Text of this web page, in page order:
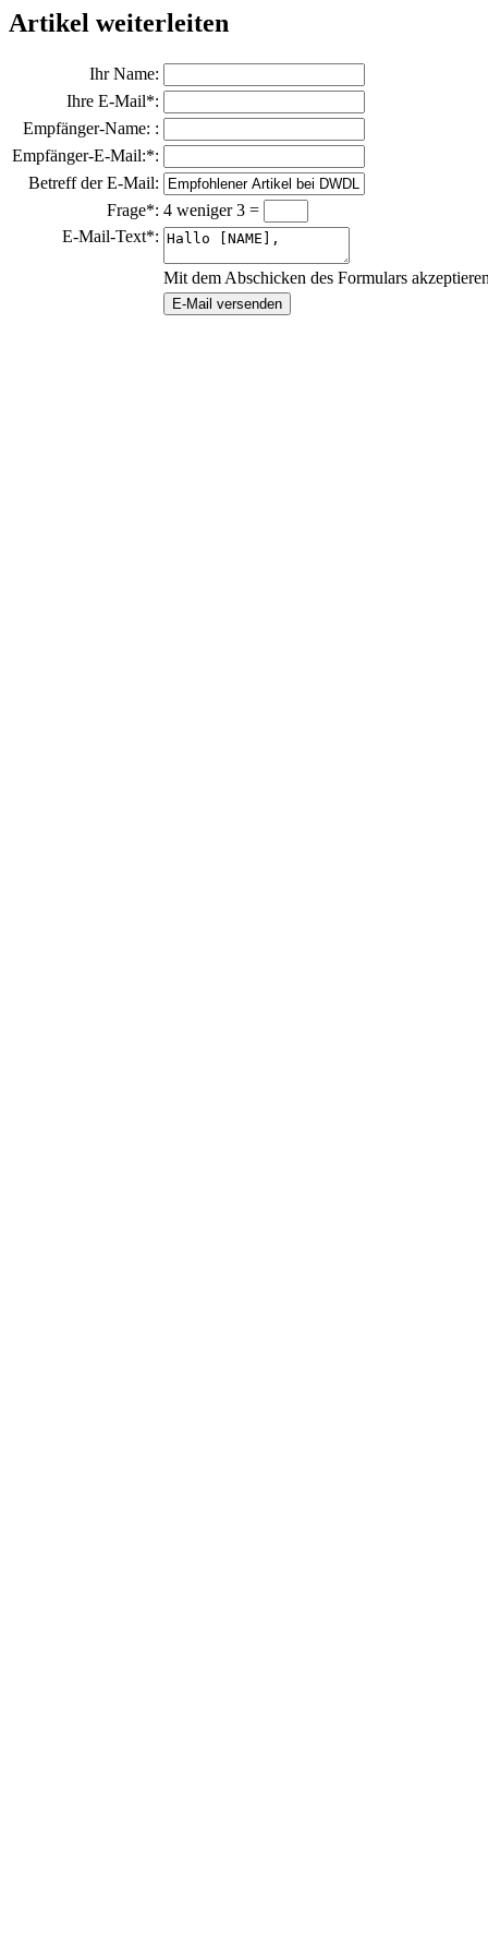
Artikel weiterleiten
Ihr Name:
Ihre E-Mail*:
Empfänger-Name: :
Empfänger-E-Mail:*:
Betreff der E-Mail:
Frage*: 4 weniger 3 =
E-Mail-Text*:
Mit dem Abschicken des Formulars
E-Mail versenden